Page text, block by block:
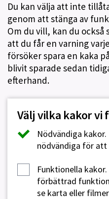
Du kan välja att inte
genom att stänga av
Om du vill, kan du också
att du får en varning
försöker spara en kaka
blivit sparade sedan
efterhand.
Välj vilka kakor vi
Nödvändiga kakor.
nödvändiga för att
Funktionella kakor.
förbättrad
se karta eller